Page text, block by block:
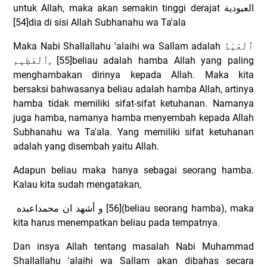
untuk Allah, maka akan semakin tinggi derajat العبودية
[54]dia di sisi Allah Subhanahu wa Ta'ala
Maka Nabi Shallallahu 'alaihi wa Sallam adalah ٱلْعَبْدُ
ٱلْعَظِيم , [55]beliau adalah hamba Allah yang paling
menghambakan dirinya kepada Allah. Maka kita
bersaksi bahwasanya beliau adalah hamba Allah, artinya
hamba tidak memiliki sifat-sifat ketuhanan. Namanya
juga hamba, namanya hamba menyembah kepada Allah
Subhanahu wa Ta'ala. Yang memiliki sifat ketuhanan
adalah yang disembah yaitu Allah.
Adapun beliau maka hanya sebagai seorang hamba.
Kalau kita sudah mengatakan,
و أشهد ان محمداعبده [56](beliau seorang hamba), maka
kita harus menempatkan beliau pada tempatnya.
Dan insya Allah tentang masalah Nabi Muhammad
Shallallahu 'alaihi wa Sallam akan dibahas secara